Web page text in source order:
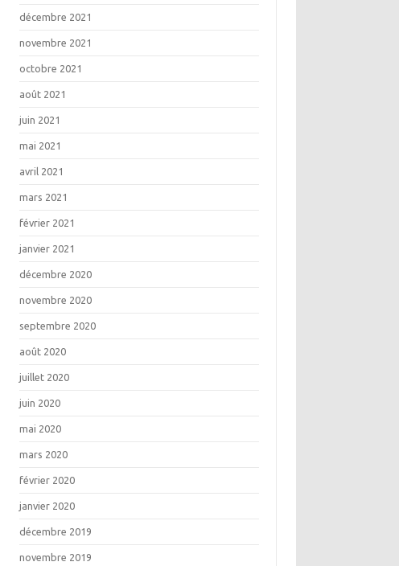
décembre 2021
novembre 2021
octobre 2021
août 2021
juin 2021
mai 2021
avril 2021
mars 2021
février 2021
janvier 2021
décembre 2020
novembre 2020
septembre 2020
août 2020
juillet 2020
juin 2020
mai 2020
mars 2020
février 2020
janvier 2020
décembre 2019
novembre 2019